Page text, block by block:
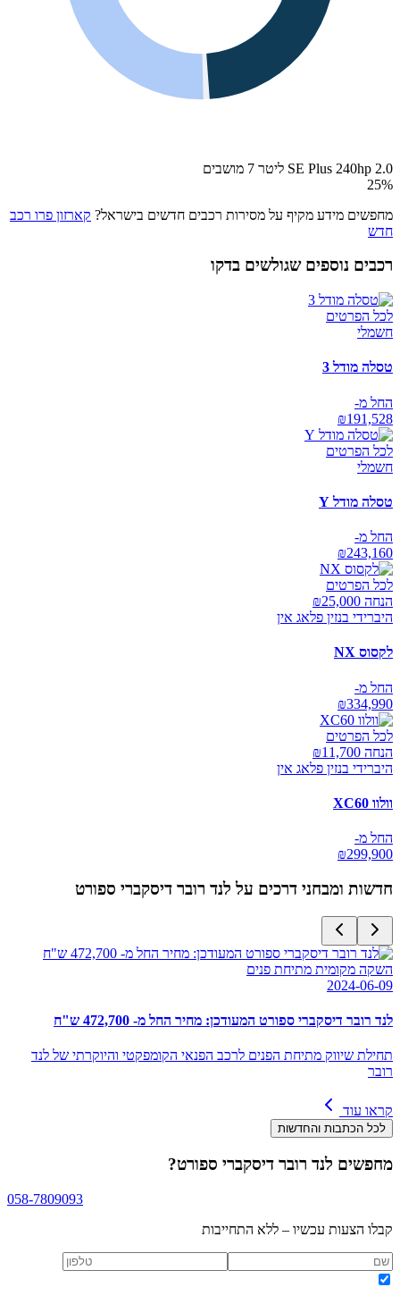
SE Plus 240hp 2.0 ליטר 7 מושבים
25%
מחפשים מידע מקיף על מסירות רכבים חדשים בישראל? קארזון פרו רכב
חדש
רכבים נוספים שגולשים בדקו
לכל הפרטים
חשמלי
טסלה מודל 3
החל מ-
₪191,528
לכל הפרטים
חשמלי
טסלה מודל Y
החל מ-
₪243,160
לכל הפרטים
הנחה ₪ 25,000
היברידי בנזין פלאג אין
לקסוס NX
החל מ-
₪334,990
לכל הפרטים
הנחה ₪ 11,700
היברידי בנזין פלאג אין
וולוו XC60
החל מ-
₪299,900
חדשות ומבחני דרכים על לנד רובר דיסקברי ספורט
השקה מקומית מתיחת פנים
2024-06-09
לנד רובר דיסקברי ספורט המעודכן: מחיר החל מ- 472,700 ש"ח
תחילת שיווק מתיחת הפנים לרכב הפנאי הקומפקטי והיוקרתי של לנד
רובר
קראו עוד
לכל הכתבות והחדשות
מחפשים לנד רובר דיסקברי ספורט?
058-7809093
קבלו הצעות עכשיו – ללא התחייבות